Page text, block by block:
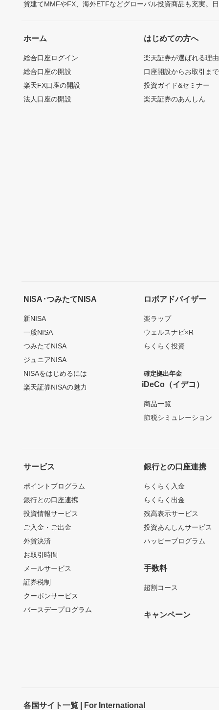
貨建てMMFやFX、海外ETFなどグローバル投資商品も充実。
ホーム
総合口座ログイン
総合口座の開設
楽天FX口座の開設
法人口座の開設
はじめての方へ
楽天証券が選ばれる理由
口座開設からお取引ま
投資ガイド&セミナー
楽天証券のあんしん
NISA･つみたてNISA
新NISA
一般NISA
つみたてNISA
ジュニアNISA
NISAをはじめるには
楽天証券NISAの魅力
ロボアドバイザー
楽ラップ
ウェルスナビ×R
らくらく投資
確定拠出年金
iDeCo（イデコ）
商品一覧
節税シミュレーション
サービス
ポイントプログラム
銀行との口座連携
投資情報サービス
ご入金・ご出金
外貨決済
お取引時間
メールサービス
証券税制
クーポンサービス
バースデープログラム
銀行との口座連携
らくらく入金
らくらく出金
残高表示サービス
投資あんしんサービス
ハッピープログラム
手数料
超割コース
キャンペーン
各国サイト一覧 | For International